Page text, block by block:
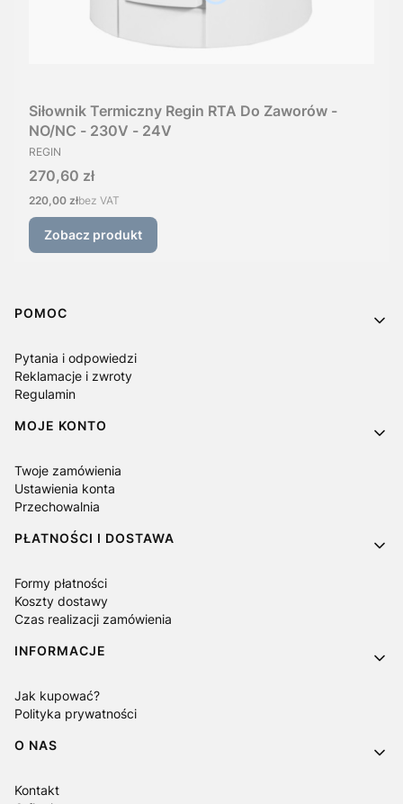
Siłownik Termiczny Regin RTA Do Zaworów -
NO/NC - 230V - 24V
PRODUCENT
REGIN
Cena
270,60 zł
Cena
220,00 złbez VAT
Zobacz produkt
Linki w stopce
POMOC
Pytania i odpowiedzi
Reklamacje i zwroty
Regulamin
MOJE KONTO
Twoje zamówienia
Ustawienia konta
Przechowalnia
PŁATNOŚCI I DOSTAWA
Formy płatności
Koszty dostawy
Czas realizacji zamówienia
INFORMACJE
Jak kupować?
Polityka prywatności
O NAS
Kontakt